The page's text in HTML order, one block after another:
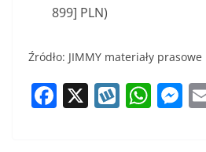
899] PLN)
Źródło: JIMMY materiały prasowe
F
a
X W
y
W
h
M
e